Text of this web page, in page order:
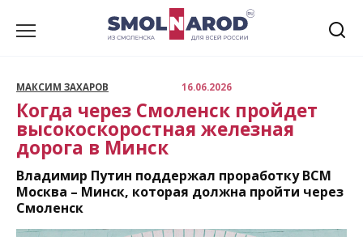
МАКСИМ ЗАХАРОВ 16.06.2026
Когда через Смоленск пройдет
высокоскоростная железная
дорога в Минск
Владимир Путин поддержал проработку ВСМ
Москва – Минск, которая должна пройти через
Смоленск